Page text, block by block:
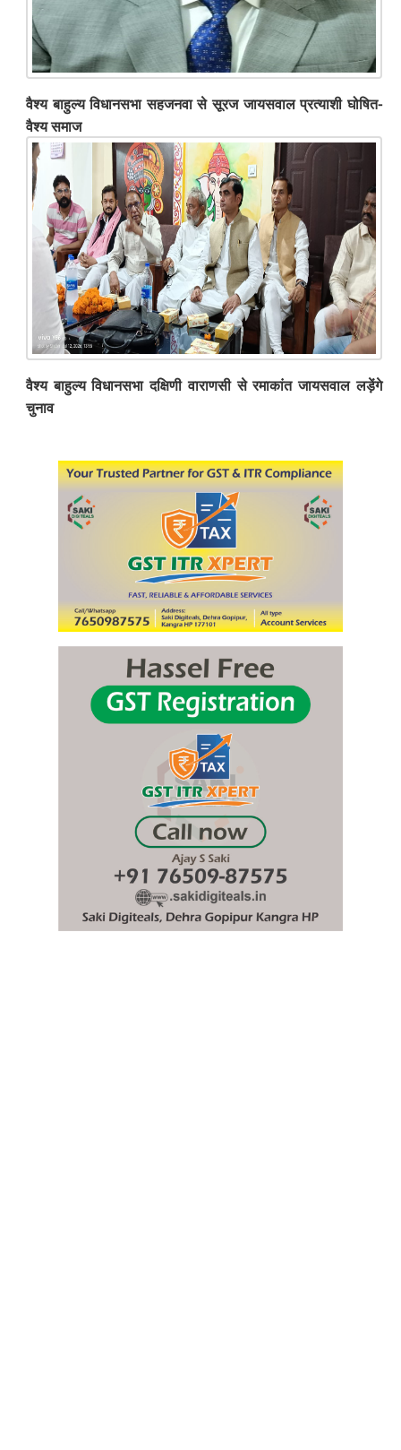
वैश्य बाहुल्य विधानसभा सहजनवा से सूरज जायसवाल प्रत्याशी घोषित-
वैश्य समाज
वैश्य बाहुल्य विधानसभा दक्षिणी वाराणसी से रमाकांत जायसवाल लड़ेंगे
चुनाव